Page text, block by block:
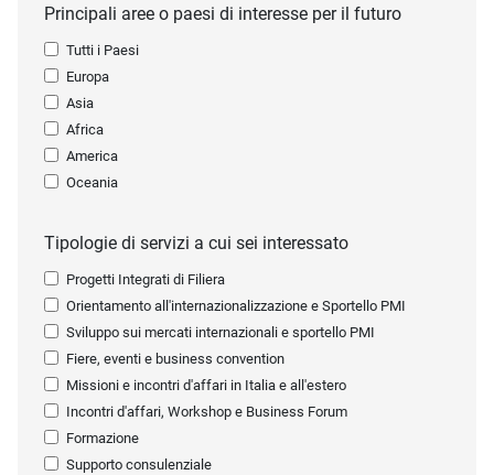
Principali aree o paesi di interesse per il futuro
Tutti i Paesi
Europa
Asia
Africa
America
Oceania
Tipologie di servizi a cui sei interessato
Progetti Integrati di Filiera
Orientamento all'internazionalizzazione e Sportello PMI
Sviluppo sui mercati internazionali e sportello PMI
Fiere, eventi e business convention
Missioni e incontri d'affari in Italia e all'estero
Incontri d'affari, Workshop e Business Forum
Formazione
Supporto consulenziale